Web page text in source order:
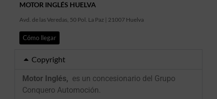
MOTOR INGLÉS HUELVA
Avd. de las Veredas, 50 Pol. La Paz | 21007 Huelva
Cómo llegar
Copyright
Motor Inglés, es un concesionario del Grupo
Conquero Automoción.